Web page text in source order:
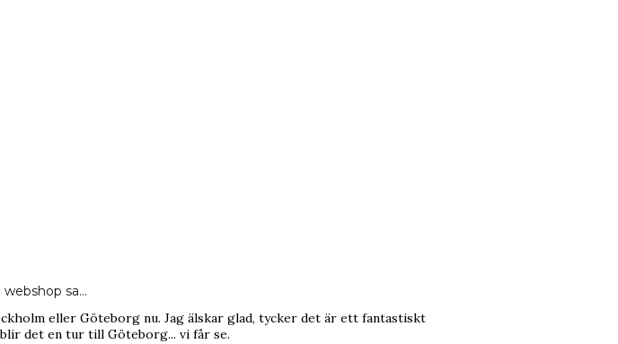
webshop sa…
eller Göteborg nu. Jag älskar glad, tycker det är ett fantastiskt
det en tur till Göteborg... vi får se.